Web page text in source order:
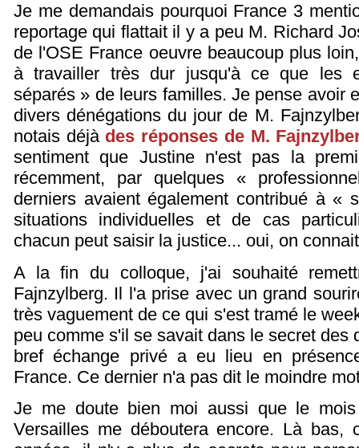
Je me demandais pourquoi France 3
reportage qui flattait il y a peu M. Richard
de l'OSE France oeuvre beaucoup plus
à travailler très dur jusqu'à ce que les
séparés » de leurs familles. Je pense avoir
divers dénégations du jour de M.
notais déjà des réponses de M.
sentiment que Justine n'est pas la
récemment, par quelques «
derniers avaient également contribué à «
situations individuelles et de cas
chacun peut saisir la justice... oui, on
A la fin du colloque, j'ai souhaité
Fajnzylberg. Il l'a prise avec un grand
très vaguement de ce qui s'est tramé le
peu comme s'il se savait dans le secret des
bref échange privé a eu lieu en
France. Ce dernier n'a pas dit le moindre
Je me doute bien moi aussi que le
Versailles me déboutera encore. Là bas,